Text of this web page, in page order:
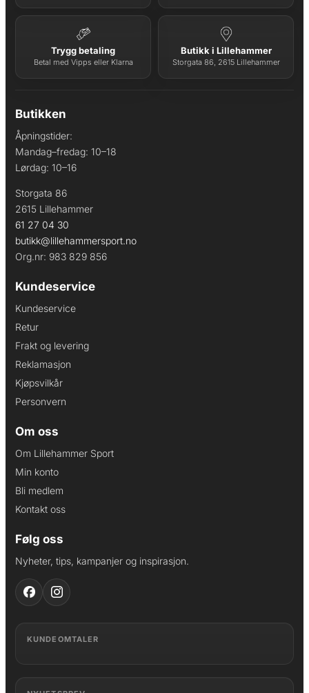
Trygg betaling
Betal med Vipps eller Klarna
Butikk i Lillehammer
Storgata 86, 2615 Lillehammer
Butikken
Åpningstider:
Mandag–fredag: 10–18
Lørdag: 10–16
Storgata 86
2615 Lillehammer
61 27 04 30
butikk@lillehammersport.no
Org.nr: 983 829 856
Kundeservice
Kundeservice
Retur
Frakt og levering
Reklamasjon
Kjøpsvilkår
Personvern
Om oss
Om Lillehammer Sport
Min konto
Bli medlem
Kontakt oss
Følg oss
Nyheter, tips, kampanjer og inspirasjon.
KUNDEOMTALER